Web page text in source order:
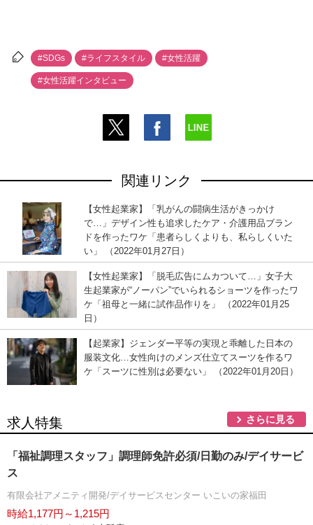
#SDGs #ライフスタイル #女性活躍
#女性活躍インタビュー
関連リンク
【女性起業家】「乳がんの闘病生活がきっかけ
で…」デザイン性も追求したケア・介護用品ブラン
ドを作ったワケ「患者らしくよりも、私らしくいた
い」 （2022年01月27日）
【女性起業家】「脱毛広告にムカついて…」女子大
生起業家が“ノーパン”でいられるショーツを作ったワ
ケ「祖母と一緒に試作品作りを」 （2022年01月25
日）
【起業家】ジェンダー平等の実現と乖離した日本の
服装文化…女性向けのメンズ仕立てスーツを作るワ
ケ「スーツに性別は必要ない」 （2022年01月20日）
求人特集 さらに見る
「福祉調理スタッフ」調理師免許必須/日勤のみ/デイサービ
ス
有限会社アメニティ開発/デイサービスセンター いこいの家福田
時給1,177円～1,215円